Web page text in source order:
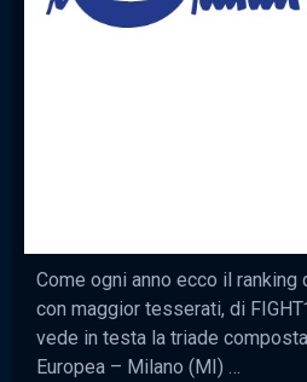
Come ogni anno ecco il ranking
con maggior tesserati, di
vede in testa la triade
Europea – Milano (MI) …